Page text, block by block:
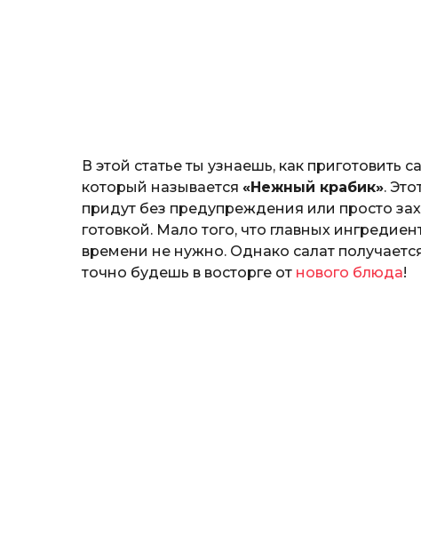
В этой статье ты узнаешь, как
который называется «Нежный крабик».
придут без предупреждения или просто
готовкой. Мало того, что главных
времени не нужно. Однако салат
точно будешь в восторге от нового блюда!